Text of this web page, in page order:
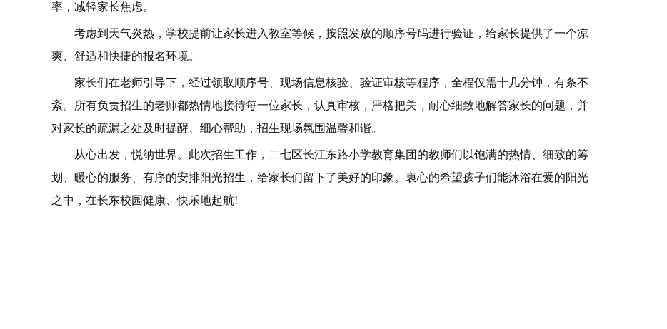
率，减轻家长焦虑。
考虑到天气炎热，学校提前让家长进入教室等候，按照发放的顺序号码进行验证，给家长提供了一个凉
爽、舒适和快捷的报名环境。
家长们在老师引导下，经过领取顺序号、现场信息核验、验证审核等程序，全程仅需十几分钟，有条不
紊。所有负责招生的老师都热情地接待每一位家长，认真审核，严格把关，耐心细致地解答家长的问题，并
对家长的疏漏之处及时提醒、细心帮助，招生现场氛围温馨和谐。
从心出发，悦纳世界。此次招生工作，二七区长江东路小学教育集团的教师们以饱满的热情、细致的筹
划、暖心的服务、有序的安排阳光招生，给家长们留下了美好的印象。衷心的希望孩子们能沐浴在爱的阳光
之中，在长东校园健康、快乐地起航!